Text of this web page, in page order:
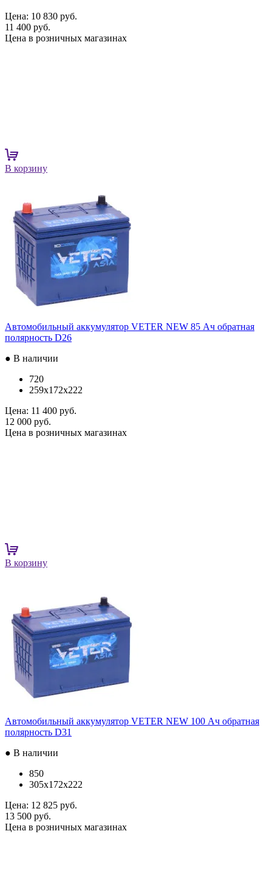
Цена: 10 830 руб.
11 400 руб.
Цена в розничных магазинах
В корзину
Автомобильный аккумулятор VETER NEW 85 Ач обратная
полярность D26
● В наличии
720
259x172x222
Цена: 11 400 руб.
12 000 руб.
Цена в розничных магазинах
В корзину
Автомобильный аккумулятор VETER NEW 100 Ач обратная
полярность D31
● В наличии
850
305x172x222
Цена: 12 825 руб.
13 500 руб.
Цена в розничных магазинах